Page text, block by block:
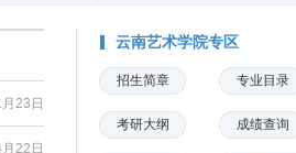
23日
22日
云南艺术学院专区
招生简章 专业目录
考研大纲 成绩查询